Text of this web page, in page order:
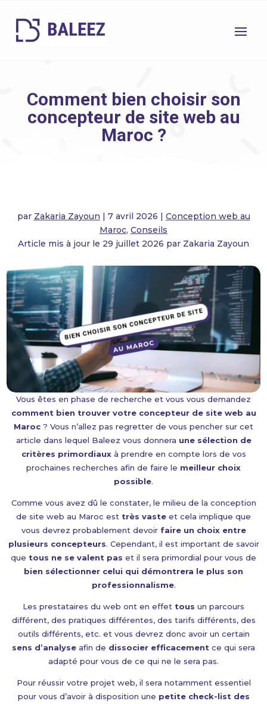
Comment bien choisir son
concepteur de site web au
Maroc ?
par Zakaria Zayoun | 7 avril 2026 | Conception web au
Maroc, Conseils
Article mis à jour le 29 juillet 2026 par Zakaria Zayoun
Vous êtes en phase de recherche et vous vous demandez
comment bien trouver votre concepteur de site web au
Maroc ? Vous n’allez pas regretter de vous pencher sur cet
article dans lequel Baleez vous donnera une sélection de
critères primordiauxà prendre en compte lors de vos
prochaines recherches afin de faire le meilleur choix
possible.
Comme vous avez dû le constater, le milieu de la conception
de site web au Maroc est très vaste et cela implique que
vous devrez probablement devoir faire un choix entre
plusieurs concepteurs. Cependant, il est important de savoir
que tous ne se valent pas et il sera primordial pour vous de
bien sélectionner celui qui démontrera le plus son
professionnalisme.
Les prestataires du web ont en effet tous un parcours
différent, des pratiques différentes, des tarifs différents, des
outils différents, etc. et vous devrez donc avoir un certain
sens d’analyse afin de dissocier efficacement ce qui sera
adapté pour vous de ce qui ne le sera pas.
Pour réussir votre projet web, il sera notamment essentiel
pour vous d’avoir à disposition une petite check-list des